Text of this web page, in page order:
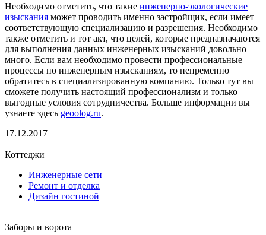
Необходимо отметить, что такие инженерно-экологические
изыскания может проводить именно застройщик, если имеет
соответствующую специализацию и разрешения. Необходимо
также отметить и тот акт, что целей, которые предназначаются
для выполнения данных инженерных изысканий довольно
много. Если вам необходимо провести профессиональные
процессы по инженерным изысканиям, то непременно
обратитесь в специализированную компанию. Только тут вы
сможете получить настоящий профессионализм и только
выгодные условия сотрудничества. Больше информации вы
узнаете здесь geoolog.ru.
17.12.2017
Коттеджи
Инженерные сети
Ремонт и отделка
Дизайн гостиной
Заборы и ворота